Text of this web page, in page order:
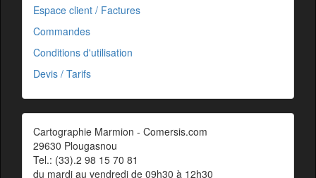
Espace client / Factures
Commandes
Conditions d'utilisation
Devis / Tarifs
Cartographie Marmion - Comersis.com
29630 Plougasnou
Tel.: (33).2 98 15 70 81
du mardi au vendredi de 09h30 à 12h30